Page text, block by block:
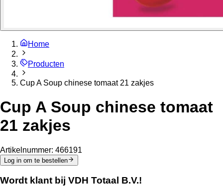
Home
Producten
Cup A Soup chinese tomaat 21 zakjes
Cup A Soup chinese tomaat
21 zakjes
Artikelnummer: 466191
Log in om te bestellen
Wordt klant bij VDH Totaal B.V.!